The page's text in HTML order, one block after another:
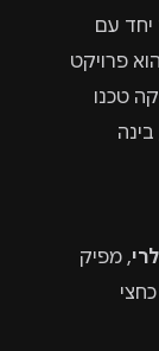
יחד עם
כרמינה קונטה (Carmine Conte). Anyma הוא פרויקט
טכנו
, מפיק